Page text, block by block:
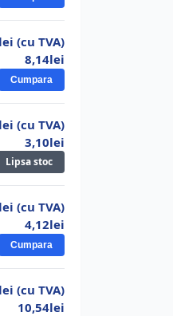
(cu TVA)
8,14lei
Cumpara
(cu TVA)
3,10lei
Lipsa stoc
(cu TVA)
4,12lei
Cumpara
(cu TVA)
10,54lei